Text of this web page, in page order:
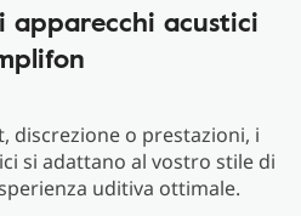
acustici
discrezione o prestazioni, i
si adattano al vostro stile di
uditiva ottimale.